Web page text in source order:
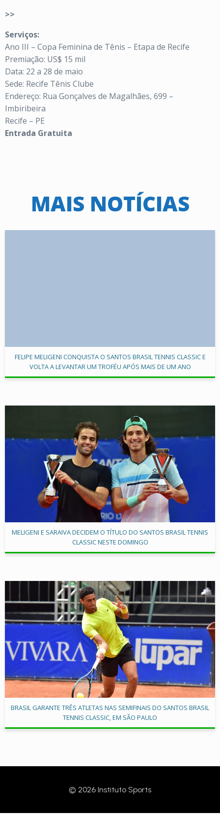
>>
Serviços:
Ano III – Copa Feminina de Tênis – Etapa de Recife
Premiação: US$ 15 mil
Data: 22 a 28 de maio
Sede: Recife Tênis Clube
Endereço: Rua Gonçalves de Magalhães, 699 –
Imbiribeira
Recife – PE
Entrada Gratuita
MAIS NOTÍCIAS
FELIPE MELIGENI CONQUISTA O SANTOS BRASIL TENNIS CLASSIC E
VOLTA A LEVANTAR UM TROFÉU APÓS MAIS DE UM ANO
MELIGENI E SARAIVA DECIDEM O TÍTULO DO SANTOS BRASIL TENNIS
CLASSIC NESTE DOMINGO
BRASIL GARANTE TRÊS ATLETAS NAS SEMIFINAIS DO SANTOS BRASIL
TENNIS CLASSIC, EM SÃO PAULO
© 2026 Instituto Sports